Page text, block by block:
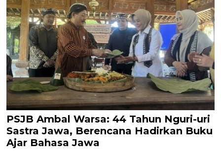
PSJB Ambal Warsa: 44 Tahun Nguri-uri
Sastra Jawa, Berencana Hadirkan Buku
Ajar Bahasa Jawa